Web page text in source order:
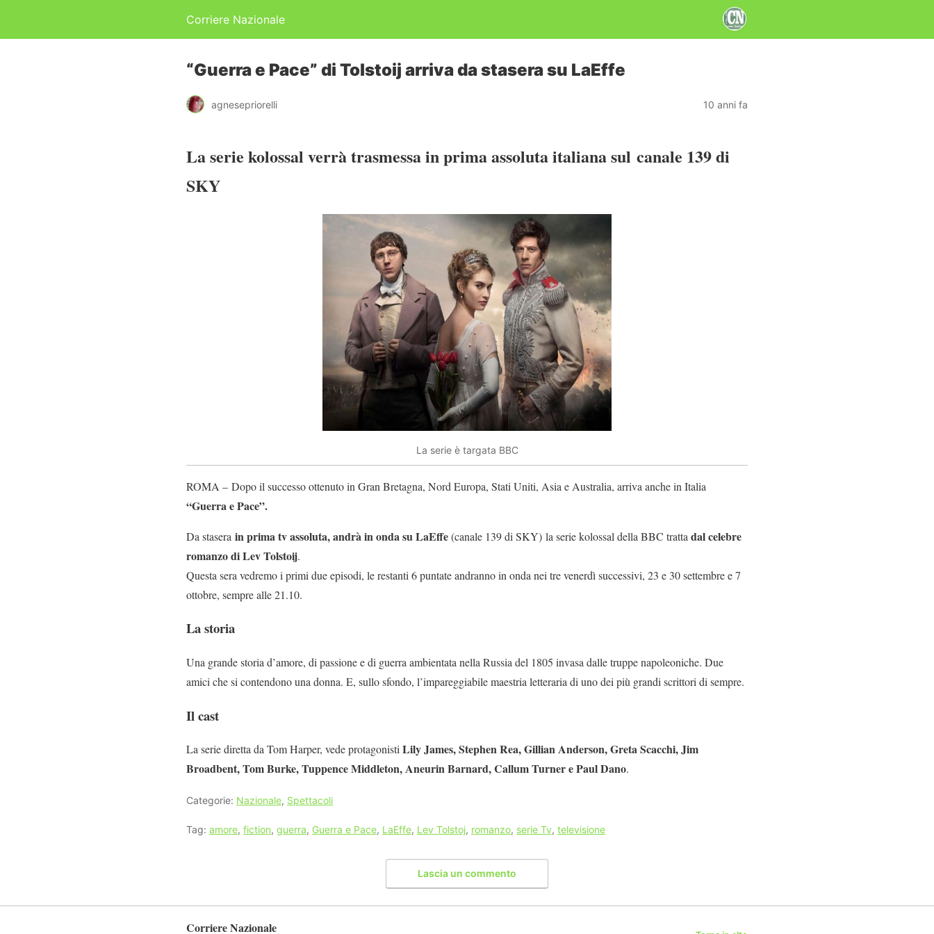
Corriere Nazionale
“Guerra e Pace” di Tolstoij arriva da stasera su LaEffe
agnesepriorelli 10 anni fa
La serie kolossal verrà trasmessa in prima assoluta italiana sul canale 139 di
SKY
La serie è targata BBC
ROMA – Dopo il successo ottenuto in Gran Bretagna, Nord Europa, Stati Uniti, Asia e Australia, arriva anche in Italia
“Guerra e Pace”.
Da stasera in prima tv assoluta, andrà in onda su LaEffe(canale 139 di SKY) la serie kolossal della BBC tratta dal celebre
romanzo di Lev Tolstoij.
Questa sera vedremo i primi due episodi, le restanti 6 puntate andranno in onda nei tre venerdì successivi, 23 e 30 settembre e 7
ottobre, sempre alle 21.10.
La storia
Una grande storia d’amore, di passione e di guerra ambientata nella Russia del 1805 invasa dalle truppe napoleoniche. Due
amici che si contendono una donna. E, sullo sfondo, l’impareggiabile maestria letteraria di uno dei più grandi scrittori di sempre.
Il cast
La serie diretta da Tom Harper, vede protagonistiLily James, Stephen Rea, Gillian Anderson, Greta Scacchi, Jim
Broadbent, Tom Burke, Tuppence Middleton, Aneurin Barnard, Callum Turner e Paul Dano.
Categorie: Nazionale, Spettacoli
Tag: amore, fiction, guerra, Guerra e Pace, LaEffe, Lev Tolstoj, romanzo, serie Tv, televisione
Lascia un commento
Corriere Nazionale